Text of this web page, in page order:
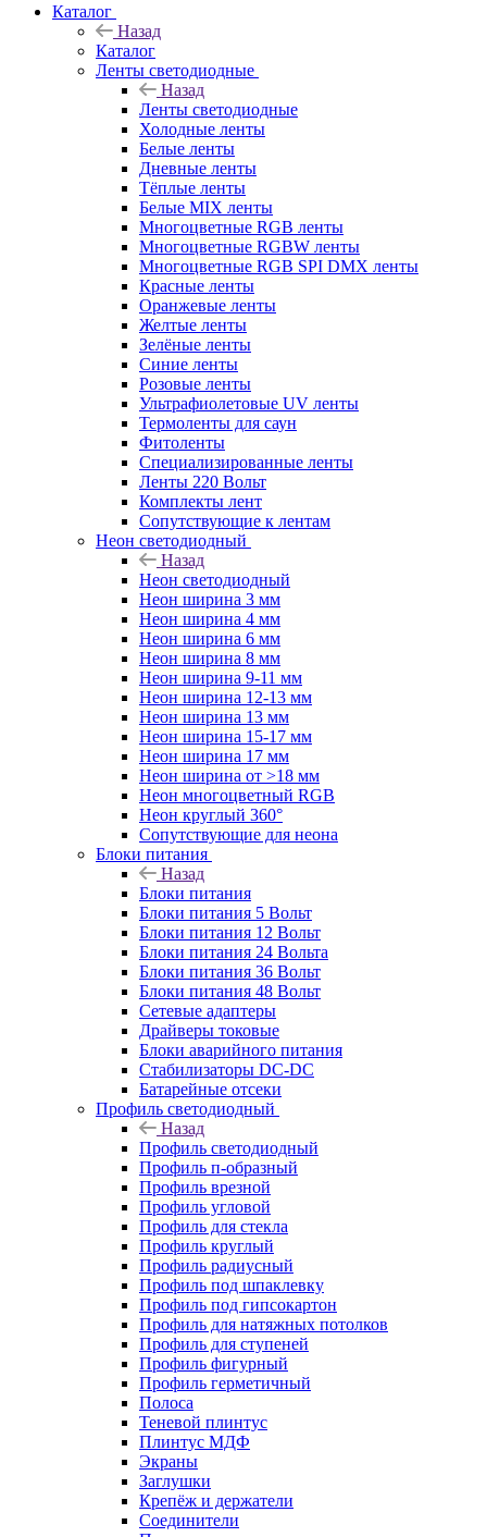
Каталог
Назад
Каталог
Ленты светодиодные
Назад
Ленты светодиодные
Холодные ленты
Белые ленты
Дневные ленты
Тёплые ленты
Белые MIX ленты
Многоцветные RGB ленты
Многоцветные RGBW ленты
Многоцветные RGB SPI DMX ленты
Красные ленты
Оранжевые ленты
Желтые ленты
Зелёные ленты
Синие ленты
Розовые ленты
Ультрафиолетовые UV ленты
Термоленты для саун
Фитоленты
Специализированные ленты
Ленты 220 Вольт
Комплекты лент
Сопутствующие к лентам
Неон светодиодный
Назад
Неон светодиодный
Неон ширина 3 мм
Неон ширина 4 мм
Неон ширина 6 мм
Неон ширина 8 мм
Неон ширина 9-11 мм
Неон ширина 12-13 мм
Неон ширина 13 мм
Неон ширина 15-17 мм
Неон ширина 17 мм
Неон ширина от >18 мм
Неон многоцветный RGB
Неон круглый 360°
Сопутствующие для неона
Блоки питания
Назад
Блоки питания
Блоки питания 5 Вольт
Блоки питания 12 Вольт
Блоки питания 24 Вольта
Блоки питания 36 Вольт
Блоки питания 48 Вольт
Сетевые адаптеры
Драйверы токовые
Блоки аварийного питания
Стабилизаторы DC-DC
Батарейные отсеки
Профиль светодиодный
Назад
Профиль светодиодный
Профиль п-образный
Профиль врезной
Профиль угловой
Профиль для стекла
Профиль круглый
Профиль радиусный
Профиль под шпаклевку
Профиль под гипсокартон
Профиль для натяжных потолков
Профиль для ступеней
Профиль фигурный
Профиль герметичный
Полоса
Теневой плинтус
Плинтус МДФ
Экраны
Заглушки
Крепёж и держатели
Соединители